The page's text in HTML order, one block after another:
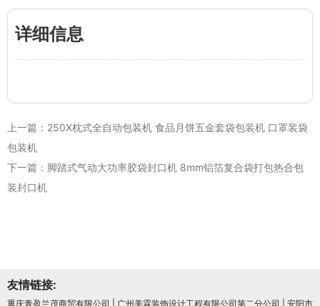
详细信息
上一篇： 250X枕式全自动包装机 食品月饼五金套袋包装机 口罩装袋
包装机
下一篇： 脚踏式气动大功率胶袋封口机 8mm铝箔复合袋打包热合包
装封口机
友情链接:
重庆青盈兰茂商贸有限公司 广州美霖装饰设计工程有限公司第二分公司
安阳市